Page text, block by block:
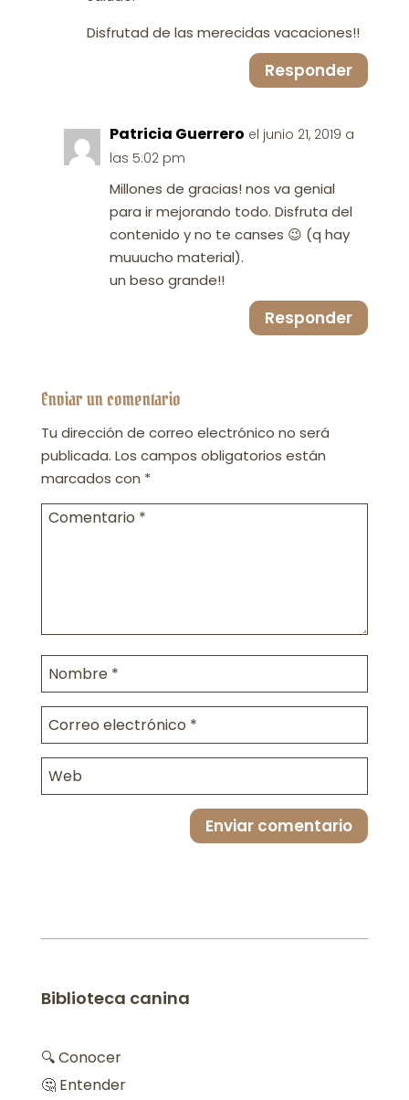
Disfrutad de las merecidas vacaciones!!
Responder
Patricia Guerrero el junio 21, 2019 a
las 5:02 pm
Millones de gracias! nos va genial
para ir mejorando todo. Disfruta del
contenido y no te canses 😉 (q hay
muuucho material).
un beso grande!!
Responder
Enviar un comentario
Tu dirección de correo electrónico no será
publicada. Los campos obligatorios están
marcados con *
Enviar comentario
Biblioteca canina
🔍 Conocer
🤔 Entender